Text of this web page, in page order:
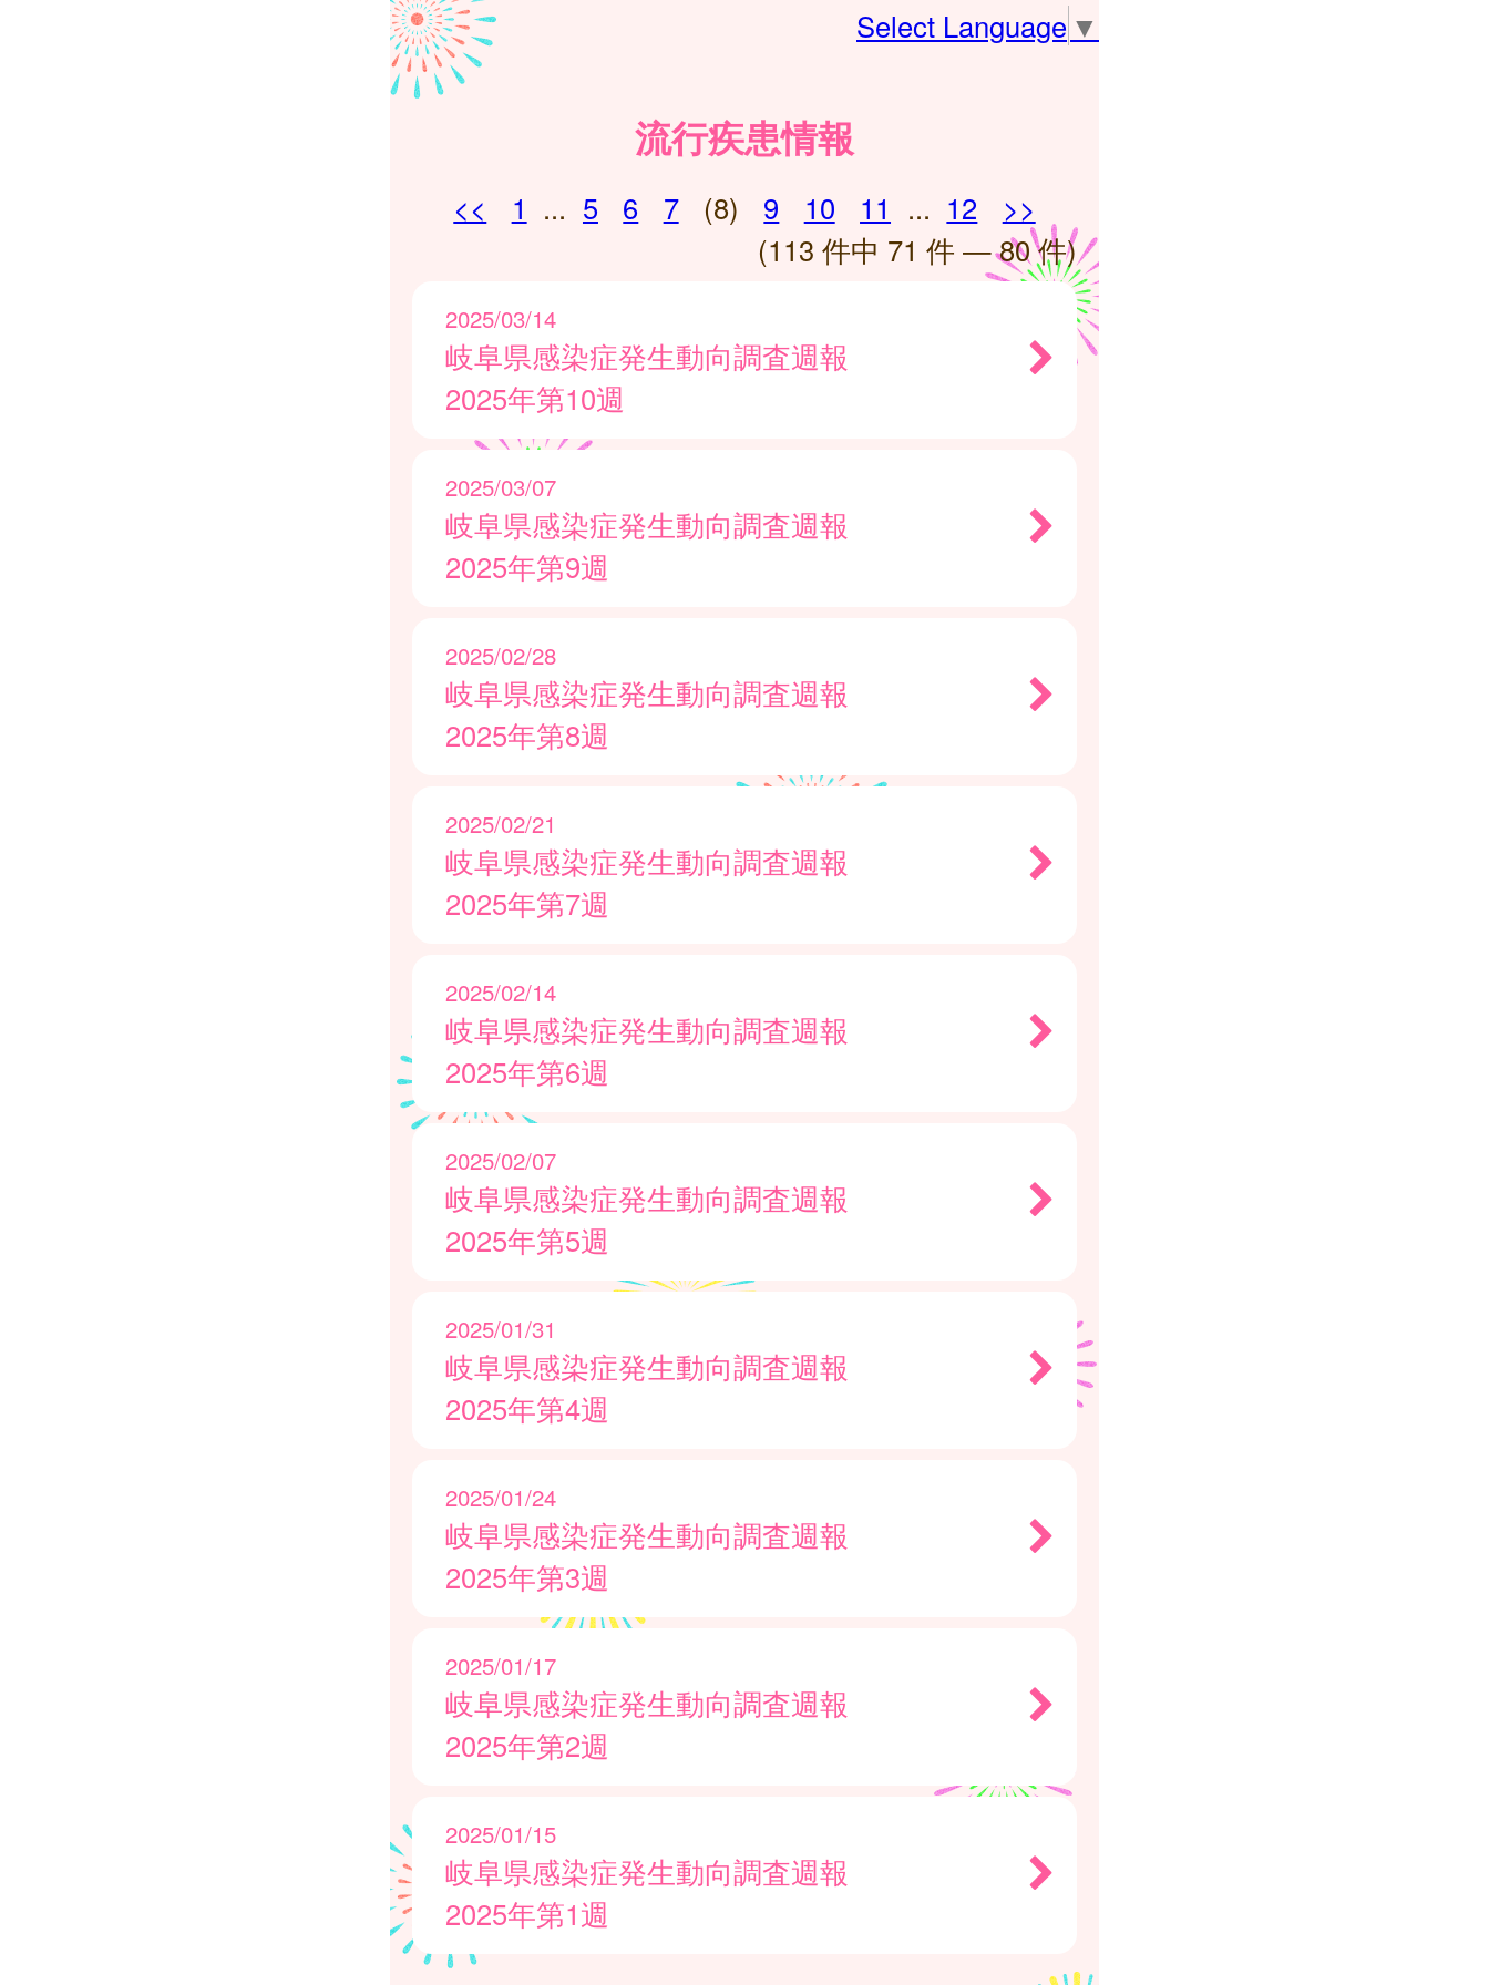
Select Language ▼
流行疾患情報
<< 1 ... 5 6 7 (8) 9 10 11 ... 12
>>
(113 件中 71 件 — 80 件)
2025/03/14
岐阜県感染症発生動向調査週報
2025年第10週
2025/03/07
岐阜県感染症発生動向調査週報
2025年第9週
2025/02/28
岐阜県感染症発生動向調査週報
2025年第8週
2025/02/21
岐阜県感染症発生動向調査週報
2025年第7週
2025/02/14
岐阜県感染症発生動向調査週報
2025年第6週
2025/02/07
岐阜県感染症発生動向調査週報
2025年第5週
2025/01/31
岐阜県感染症発生動向調査週報
2025年第4週
2025/01/24
岐阜県感染症発生動向調査週報
2025年第3週
2025/01/17
岐阜県感染症発生動向調査週報
2025年第2週
2025/01/15
岐阜県感染症発生動向調査週報
2025年第1週